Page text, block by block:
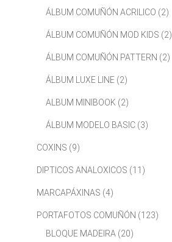
ÁLBUM COMUÑÓN ACRILICO (2)
ÁLBUM COMUÑÓN MOD KIDS (2)
ÁLBUM COMUÑÓN PATTERN (2)
ÁLBUM LUXE LINE (2)
ALBUM MINIBOOK (2)
ÁLBUM MODELO BASIC (3)
COXINS (9)
DIPTICOS ANALOXICOS (11)
MARCAPÁXINAS (4)
PORTAFOTOS COMUÑÓN (123)
BLOQUE MADEIRA (20)